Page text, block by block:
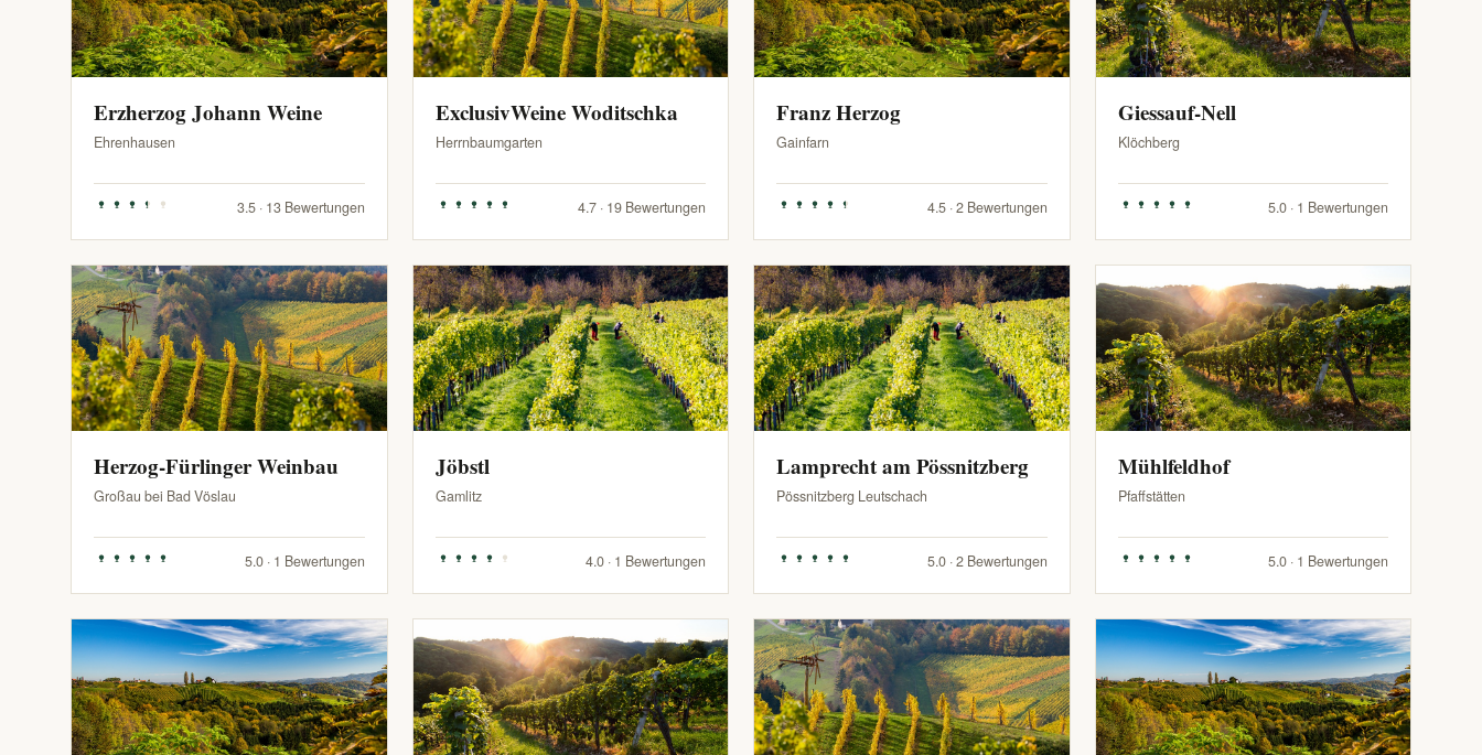
Erzherzog Johann Weine
Ehrenhausen
3.5 · 13 Bewertungen
ExclusivWeine Woditschka
Herrnbaumgarten
4.7 · 19 Bewertungen
Franz Herzog
Gainfarn
4.5 · 2 Bewertungen
Giessauf-Nell
Klöchberg
5.0 · 1 Bewertungen
Herzog-Fürlinger Weinbau
Großau bei Bad Vöslau
5.0 · 1 Bewertungen
Jöbstl
Gamlitz
4.0 · 1 Bewertungen
Lamprecht am Pössnitzberg
Pössnitzberg Leutschach
5.0 · 2 Bewertungen
Mühlfeldhof
Pfaffstätten
5.0 · 1 Bewertungen